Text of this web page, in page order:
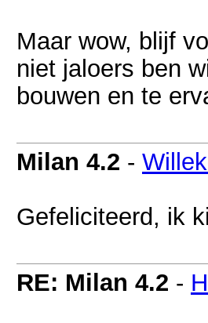
Maar wow, blijf
niet jaloers ben
bouwen en te
Milan 4.2 -
Gefeliciteerd, ik
RE: Milan 4.2 -